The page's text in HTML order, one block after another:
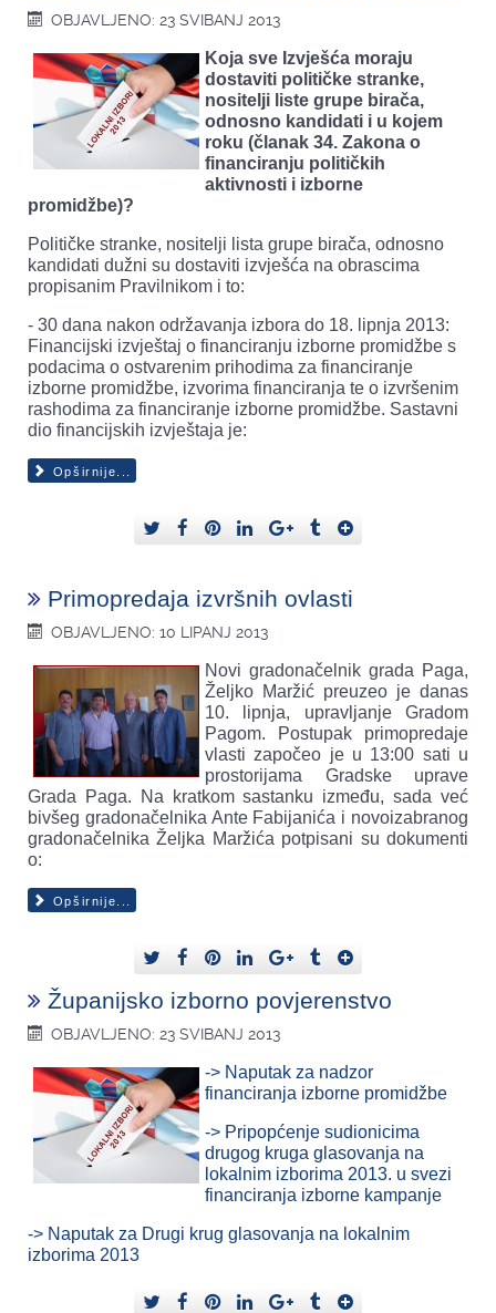
OBJAVLJENO: 23 SVIBANJ 2013
Koja sve Izvješća moraju
dostaviti političke stranke,
nositelji liste grupe birača,
odnosno kandidati i u kojem
roku (članak 34. Zakona o
financiranju političkih
aktivnosti i izborne
promidžbe)?
Političke stranke, nositelji lista grupe birača, odnosno
kandidati dužni su dostaviti izvješća na obrascima
propisanim Pravilnikom i to:
- 30 dana nakon održavanja izbora do 18. lipnja 2013:
Financijski izvještaj o financiranju izborne promidžbe s
podacima o ostvarenim prihodima za financiranje
izborne promidžbe, izvorima financiranja te o izvršenim
rashodima za financiranje izborne promidžbe. Sastavni
dio financijskih izvještaja je:
Opširnije...
Primopredaja izvršnih ovlasti
OBJAVLJENO: 10 LIPANJ 2013
Novi gradonačelnik grada Paga,
Željko Maržić preuzeo je danas
10. lipnja, upravljanje Gradom
Pagom. Postupak primopredaje
vlasti započeo je u 13:00 sati u
prostorijama Gradske uprave
Grada Paga. Na kratkom sastanku između, sada već
bivšeg gradonačelnika Ante Fabijanića i novoizabranog
gradonačelnika Željka Maržića potpisani su dokumenti
o:
Opširnije...
Županijsko izborno povjerenstvo
OBJAVLJENO: 23 SVIBANJ 2013
-> Naputak za nadzor
financiranja izborne promidžbe
-> Pripopćenje sudionicima
drugog kruga glasovanja na
lokalnim izborima 2013. u svezi
financiranja izborne kampanje
-> Naputak za Drugi krug glasovanja na lokalnim
izborima 2013